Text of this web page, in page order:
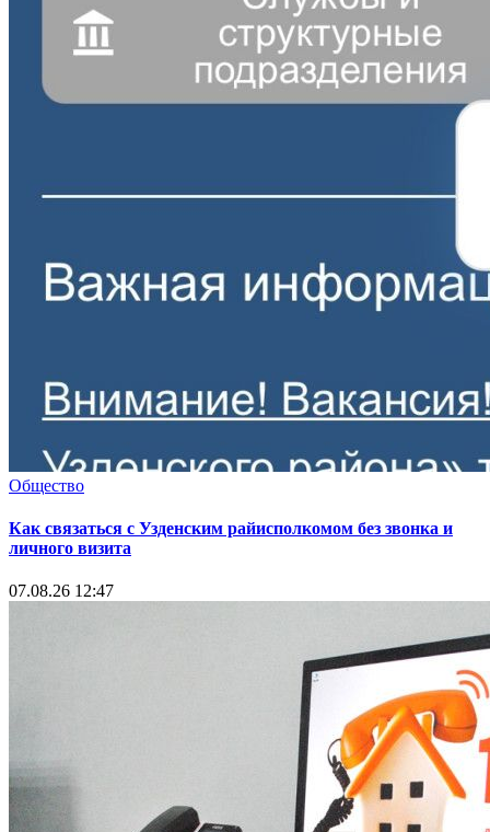
Общество
Как связаться с Узденским райисполкомом без звонка и
личного визита
07.08.26 12:47